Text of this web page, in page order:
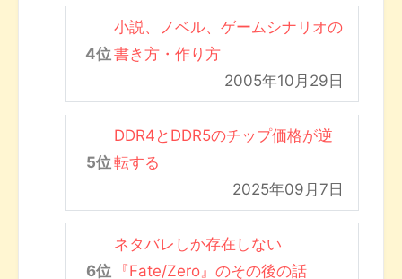
小説、ノベル、ゲームシナリオの
書き方・作り方
2005年10月29日
DDR4とDDR5のチップ価格が逆
転する
2025年09月7日
ネタバレしか存在しない
『Fate/Zero』のその後の話